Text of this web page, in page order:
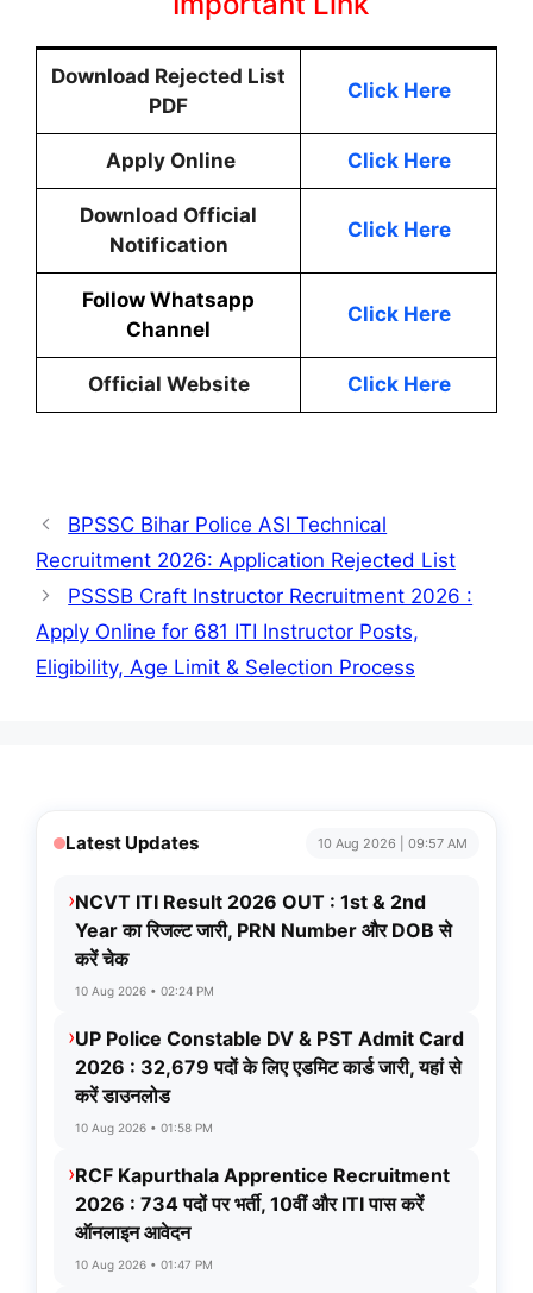
Download Rejected List
PDF
Click Here
Apply Online Click Here
Download Official
Notification
Click Here
Follow Whatsapp
Channel
Click Here
Official Website Click Here
BPSSC Bihar Police ASI Technical
Recruitment 2026: Application Rejected List
PSSSB Craft Instructor Recruitment 2026 :
Apply Online for 681 ITI Instructor Posts,
Eligibility, Age Limit & Selection Process
Latest Updates 10 Aug 2026 | 09:57 AM
›NCVT ITI Result 2026 OUT : 1st & 2nd
Year का रिजल्ट जारी, PRN Number और DOB से
करें चेक
10 Aug 2026 • 02:24 PM
›UP Police Constable DV & PST Admit Card
2026 : 32,679 पदों के लिए एडमिट कार्ड जारी, यहां से
करें डाउनलोड
10 Aug 2026 • 01:58 PM
›RCF Kapurthala Apprentice Recruitment
2026 : 734 पदों पर भर्ती, 10वीं और ITI पास करें
ऑनलाइन आवेदन
10 Aug 2026 • 01:47 PM